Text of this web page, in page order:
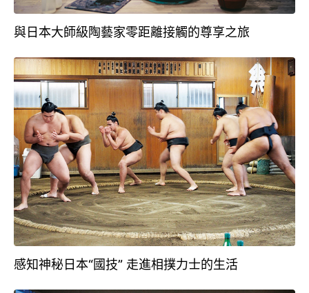
與日本大師級陶藝家零距離接觸的尊享之旅
感知神秘日本“國技” 走進相撲力士的生活